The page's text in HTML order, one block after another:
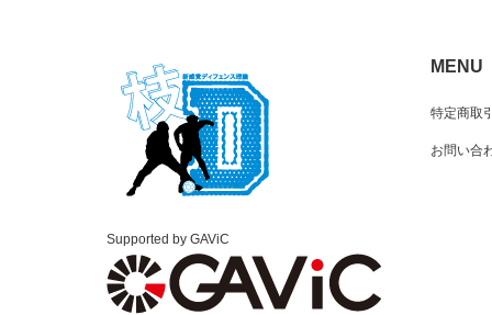
MENU
特定商取
お問い合
Supported by GAViC